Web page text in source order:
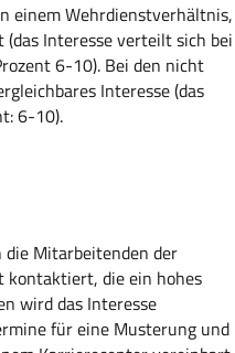
einem Wehrdienstverhältnis,
Interesse verteilt sich bei
6-10). Bei den nicht
Interesse (das
6-10).
die Mitarbeitenden der
kontaktiert, die ein hohes
wird das Interesse
für eine Musterung und